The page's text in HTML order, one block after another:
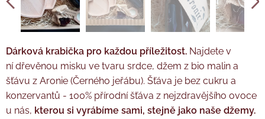
Dárková krabička pro každou příležitost. Najdete v
ní dřevěnou misku ve tvaru srdce, džem z bio malin a
šťávu z Aronie (Černého jeřábu). Šťáva je bez cukru a
konzervantů - 100% přírodní šťáva z nejzdravějšího ovoce
u nás, kterou si vyrábíme sami, stejně jako naše džemy.